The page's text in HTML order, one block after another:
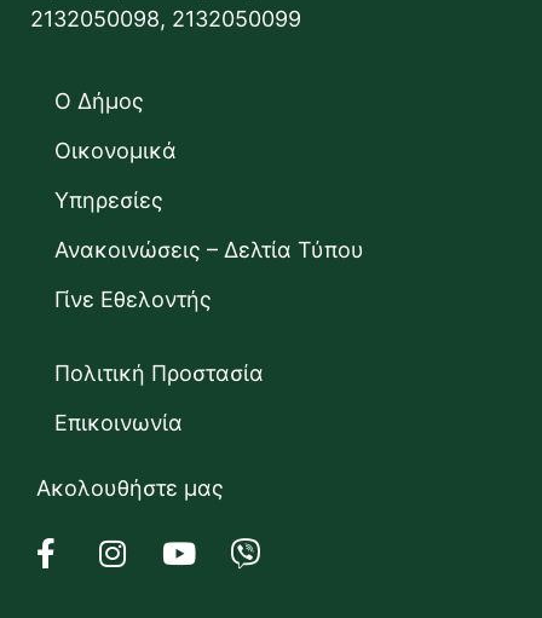
2132050098, 2132050099
Ο Δήμος
Οικονομικά
Υπηρεσίες
Ανακοινώσεις – Δελτία Τύπου
Γίνε Εθελοντής
Πολιτική Προστασία
Επικοινωνία
Ακολουθήστε μας